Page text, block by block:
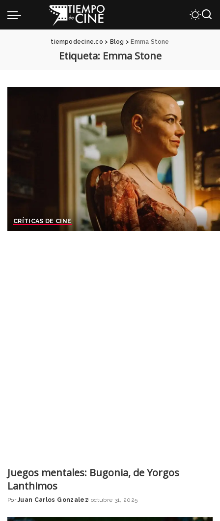
tiempodecine.co > Blog > Emma Stone
Etiqueta: Emma Stone
CRÍTICAS DE CINE
Juegos mentales: Bugonia, de Yorgos
Lanthimos
Posted
Por Juan Carlos Gonzalez octubre 31, 2025